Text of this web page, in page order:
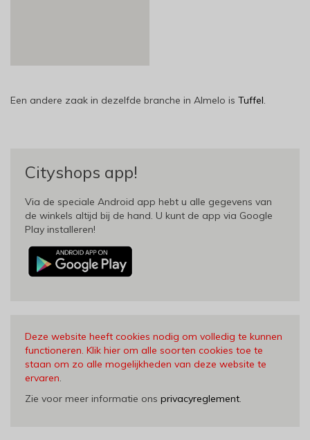
Een andere zaak in dezelfde branche in Almelo is Tuffel.
Cityshops app!
Via de speciale Android app hebt u alle gegevens van
de winkels altijd bij de hand. U kunt de app via Google
Play installeren!
Deze website heeft cookies nodig om volledig te kunnen
functioneren. Klik hier om alle soorten cookies toe te
staan om zo alle mogelijkheden van deze website te
ervaren
Zie voor meer informatie ons privacyreglement